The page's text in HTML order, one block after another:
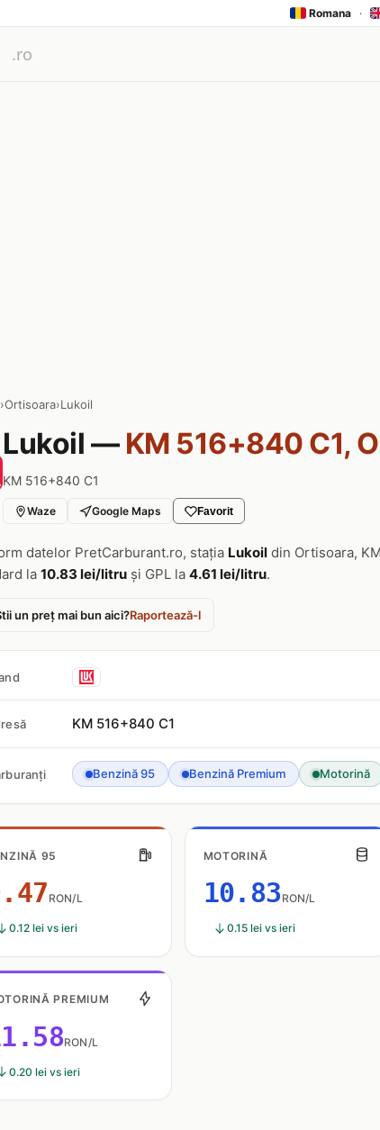
Romana ·
›Ortisoara›Lukoil
Lukoil — KM 516+840 C1,
KM 516+840 C1
Waze Google Maps Favorit
datelor PretCarburant.ro, stația Lukoil din Ortisoara,
la 10.83 lei/litru și GPL la 4.61 lei/litru.
un preț mai bun aici?Raportează-l
KM 516+840 C1
Benzină 95 Benzină Premium Motorină
95
RON/L
0.12 lei vs ieri
MOTORINĂ
10.83 RON/L
0.15 lei vs ieri
PREMIUM
RON/L
0.20 lei vs ieri